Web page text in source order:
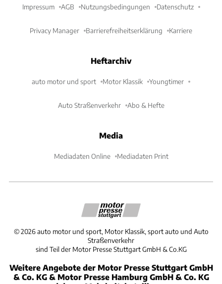
Impressum AGB Nutzungsbedingungen Datenschutz
Privacy Manager Barrierefreiheitserklärung Karriere
Heftarchiv
auto motor und sport Motor Klassik Youngtimer
Auto Straßenverkehr Abo & Hefte
Media
Mediadaten Online Mediadaten Print
©2026 auto motor und sport, Motor Klassik, sport auto und Auto
Straßenverkehr
sind Teil der Motor Presse Stuttgart GmbH & Co.KG
Weitere Angebote der Motor Presse Stuttgart GmbH
& Co. KG & Motor Presse Hamburg GmbH & Co. KG